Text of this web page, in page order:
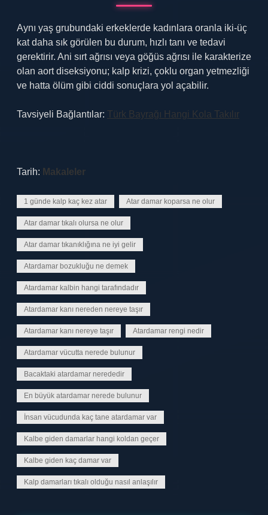
Aynı yaş grubundaki erkeklerde kadınlara oranla iki-üç
kat daha sık görülen bu durum, hızlı tanı ve tedavi
gerektirir. Ani sırt ağrısı veya göğüs ağrısı ile karakterize
olan aort diseksiyonu; kalp krizi, çoklu organ yetmezliği
ve hatta ölüm gibi ciddi sonuçlara yol açabilir.
Tavsiyeli Bağlantılar: Türk Bayrağı Hangi Kola Takılır
Tarih: Makaleler
1 günde kalp kaç kez atar Atar damar koparsa ne olur
Atar damar tıkalı olursa ne olur
Atar damar tıkanıklığına ne iyi gelir
Atardamar bozukluğu ne demek
Atardamar kalbin hangi tarafındadır
Atardamar kanı nereden nereye taşır
Atardamar kanı nereye taşır Atardamar rengi nedir
Atardamar vücutta nerede bulunur
Bacaktaki atardamar nerededir
En büyük atardamar nerede bulunur
İnsan vücudunda kaç tane atardamar var
Kalbe giden damarlar hangi koldan geçer
Kalbe giden kaç damar var
Kalp damarları tıkalı olduğu nasıl anlaşılır